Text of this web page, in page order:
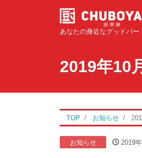
あなたの身近なグッドパー
2019年10
TOP お知らせ
お知らせ 2019